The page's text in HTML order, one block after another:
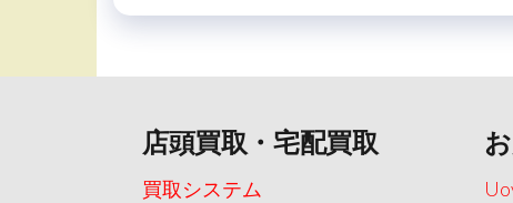
店頭買取・宅配買取
買取システム